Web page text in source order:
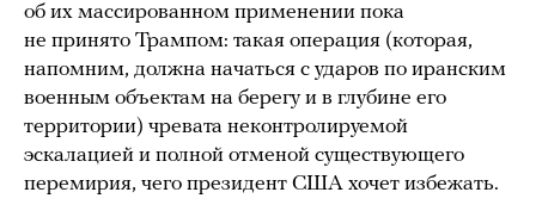
об их массированном применении пока
не принято Трампом: такая операция (которая,
напомним, должна начаться с ударов по иранским
военным объектам на берегу и в глубине его
территории) чревата неконтролируемой
эскалацией и полной отменой существующего
перемирия, чего президент США хочет избежать.